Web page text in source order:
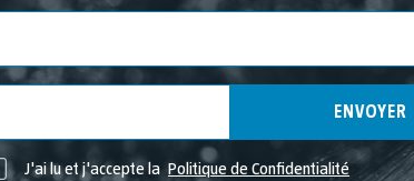
ENVOYER
J'ai lu et j'accepte la Politique de Confidentialité